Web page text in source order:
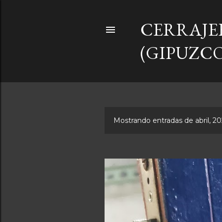
t
r
a
Mostrando entradas de abril,